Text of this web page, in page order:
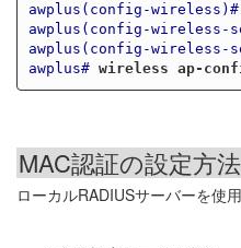
awplus(config-wireless)#
awplus(config-wireless-
awplus(config-wireless-
awplus# wireless ap-
MAC認証の設定方法
ローカルRADIUSサーバーを使